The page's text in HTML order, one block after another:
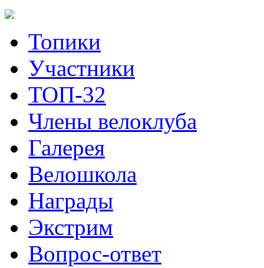
Топики
Участники
ТОП-32
Члены велоклуба
Галерея
Велошкола
Награды
Экстрим
Вопрос-ответ